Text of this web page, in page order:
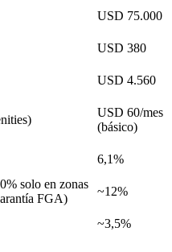
USD 75.000
USD 380
USD 4.560
USD 60/mes
(básico)
6,1%
solo en zonas
FGA)
~12%
~3,5%